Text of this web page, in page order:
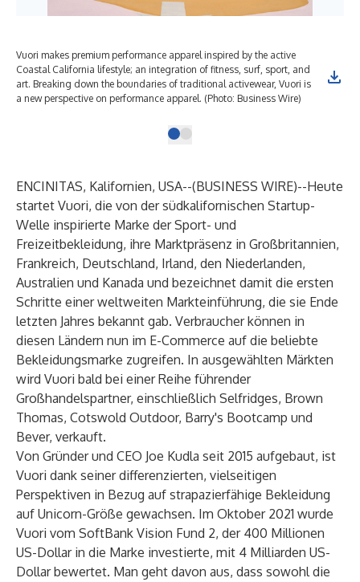
Vuori makes premium performance apparel inspired by the active
Coastal California lifestyle; an integration of fitness, surf, sport, and
art. Breaking down the boundaries of traditional activewear, Vuori is
a new perspective on performance apparel. (Photo: Business Wire)
ENCINITAS, Kalifornien, USA--(BUSINESS WIRE)--Heute
startet Vuori, die von der südkalifornischen Startup-
Welle inspirierte Marke der Sport- und
Freizeitbekleidung, ihre Marktpräsenz in Großbritannien,
Frankreich, Deutschland, Irland, den Niederlanden,
Australien und Kanada und bezeichnet damit die ersten
Schritte einer weltweiten Markteinführung, die sie Ende
letzten Jahres bekannt gab. Verbraucher können in
diesen Ländern nun im E-Commerce auf die beliebte
Bekleidungsmarke zugreifen. In ausgewählten Märkten
wird Vuori bald bei einer Reihe führender
Großhandelspartner, einschließlich Selfridges, Brown
Thomas, Cotswold Outdoor, Barry's Bootcamp und
Bever, verkauft.
Von Gründer und CEO Joe Kudla seit 2015 aufgebaut, ist
Vuori dank seiner differenzierten, vielseitigen
Perspektiven in Bezug auf strapazierfähige Bekleidung
auf Unicorn-Größe gewachsen. Im Oktober 2021 wurde
Vuori vom SoftBank Vision Fund 2, der 400 Millionen
US-Dollar in die Marke investierte, mit 4 Milliarden US-
Dollar bewertet. Man geht davon aus, dass sowohl die